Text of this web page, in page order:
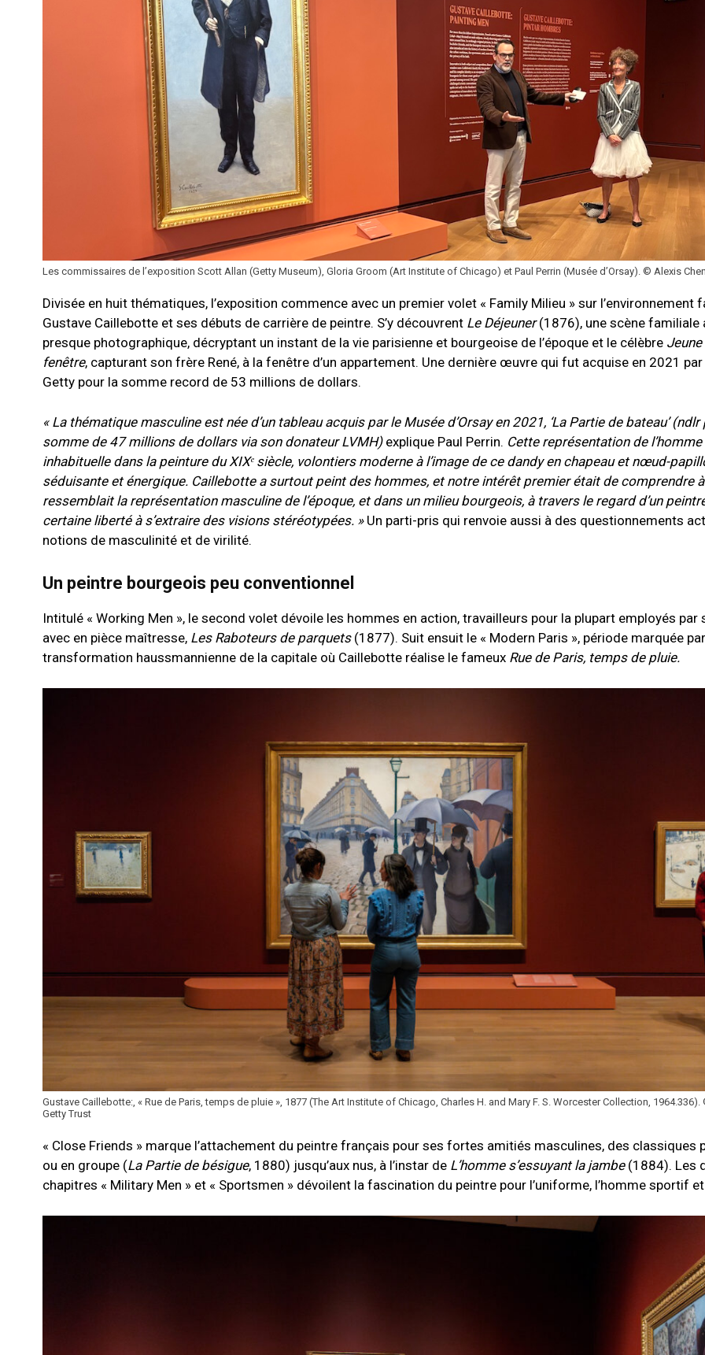
Les commissaires de l’exposition Scott Allan (Getty Museum), Gloria Groom (Art Institute of Chicago) et Paul Perrin (Musée d’Orsay). © Alexis
Divisée en huit thématiques, l’exposition commence avec un premier volet « Family Milieu » sur l’environnement
Gustave Caillebotte et ses débuts de carrière de peintre. S’y découvrent Le Déjeuner(1876), une scène familiale
presque photographique, décryptant un instant de la vie parisienne et bourgeoise de l’époque et le célèbre
fenêtre, capturant son frère René, à la fenêtre d’un appartement. Une dernière œuvre qui fut acquise en 2021
Getty pour la somme record de 53 millions de dollars.
« La thématique masculine est née d’un tableau acquis par le Musée d’Orsay en 2021, ‘La Partie de bateau’ (ndlr
somme de 47 millions de dollars via son donateur LVMH) explique Paul Perrin. Cette représentation de
inhabituelle dans la peinture du XIXᵉ siècle, volontiers moderne à l’image de ce dandy en chapeau et nœud-
séduisante et énergique. Caillebotte a surtout peint des hommes, et notre intérêt premier était de comprendre
ressemblait la représentation masculine de l’époque, et dans un milieu bourgeois, à travers le regard d’un
certaine liberté à s’extraire des visions stéréotypées. » Un parti-pris qui renvoie aussi à des questionnements
notions de masculinité et de virilité.
Un peintre bourgeois peu conventionnel
Intitulé « Working Men », le second volet dévoile les hommes en action, travailleurs pour la plupart employés par
avec en pièce maîtresse, Les Raboteurs de parquets(1877). Suit ensuit le « Modern Paris », période marquée
transformation haussmannienne de la capitale où Caillebotte réalise le fameux Rue de Paris, temps de pluie.
Gustave Caillebotte:, « Rue de Paris, temps de pluie », 1877 (The Art Institute of Chicago, Charles H. and Mary F. S. Worcester Collection, 1964.336).
Getty Trust
« Close Friends » marque l’attachement du peintre français pour ses fortes amitiés masculines, des classiques
ou en groupe (La Partie de bésigue, 1880) jusqu’aux nus, à l’instar de L’homme s’essuyant la jambe(1884). Les
chapitres « Military Men » et « Sportsmen » dévoilent la fascination du peintre pour l’uniforme, l’homme sportif